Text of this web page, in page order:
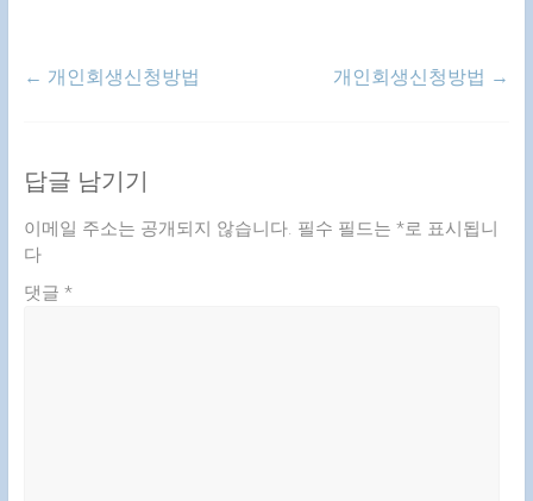
← 개인회생신청방법 개인회생신청방법 →
답글 남기기
이메일 주소는 공개되지 않습니다. 필수 필드는 *로 표시됩니
다
댓글 *